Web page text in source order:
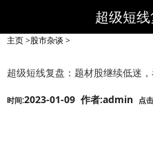
主页>股市杂谈 >
超级短线复盘：题材股继续低迷
时间:2023-01-09 作者:admin 点